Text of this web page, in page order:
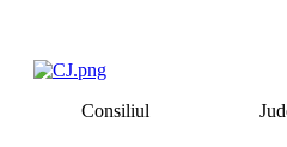
Consiliul